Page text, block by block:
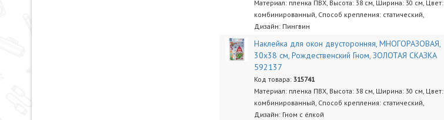
Материал: пленка ПВХ, Высота: 38 см, Ширина: 30 см, Цвет:
комбинированный, Способ крепления: статический,
Дизайн: Пингвин
Наклейка для окон двусторонняя, МНОГОРАЗОВАЯ,
30х38 см, Рождественский Гном, ЗОЛОТАЯ СКАЗКА
592137
Код товара:315741
Материал: пленка ПВХ, Высота: 38 см, Ширина: 30 см, Цвет:
комбинированный, Способ крепления: статический,
Дизайн: Гном с ёлкой